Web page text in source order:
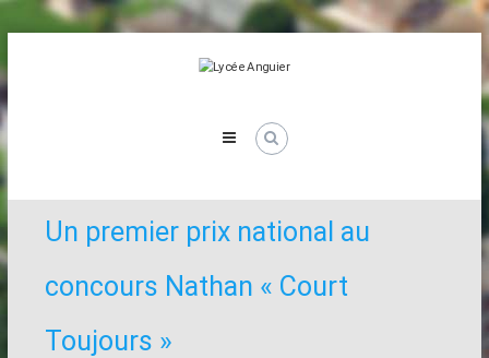
to
content
Anguier
Un premier prix national au
concours Nathan « Court
Toujours »